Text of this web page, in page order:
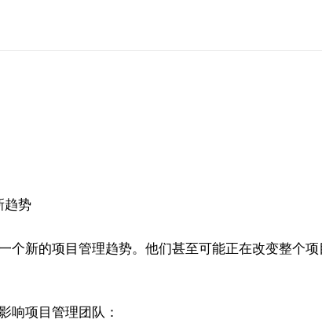
新的项目管理趋势。他们甚至可能正在改变整个
响项目管理团队：